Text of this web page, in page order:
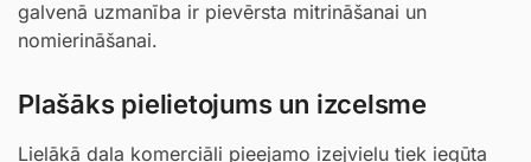
galvenā uzmanība ir pievērsta mitrināšanai un
nomierināšanai.
Plašāks pielietojums un izcelsme
Lielākā daļa komerciāli pieejamo izejvielu tiek iegūta